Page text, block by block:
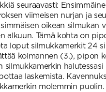
seuraavasti:
viimeisen nurjan ja
oikean silmukan
alkuun. Tämä kohta on
loput silmukkamerkit 24
kolmannen (3.), pipon
silmukkamerkin halutessasi
laskemista.
molemmin puolin.